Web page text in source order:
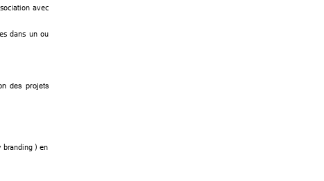
avec
dans un ou
des projets
branding ) en